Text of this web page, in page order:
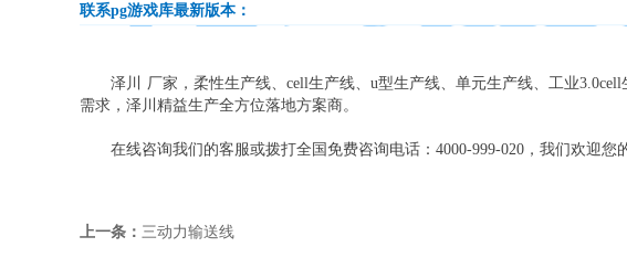
联系pg游戏库最新版本：
泽川 厂家，柔性生产线、cell生产线、u型生产线、单元生产线、工业3.0cell
需求，泽川精益生产全方位落地方案商。
在线咨询我们的客服或拨打全国免费咨询电话：4000-999-020，我们欢迎您
上一条： 三动力输送线